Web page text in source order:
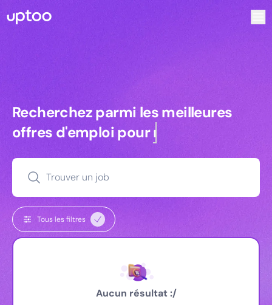
Recherchez parmi les meilleures
Recherchez parmi les meilleures
offres d'emploi pourcommerciaux
Trouver un job
Tous les filtres
Aucun résultat :/